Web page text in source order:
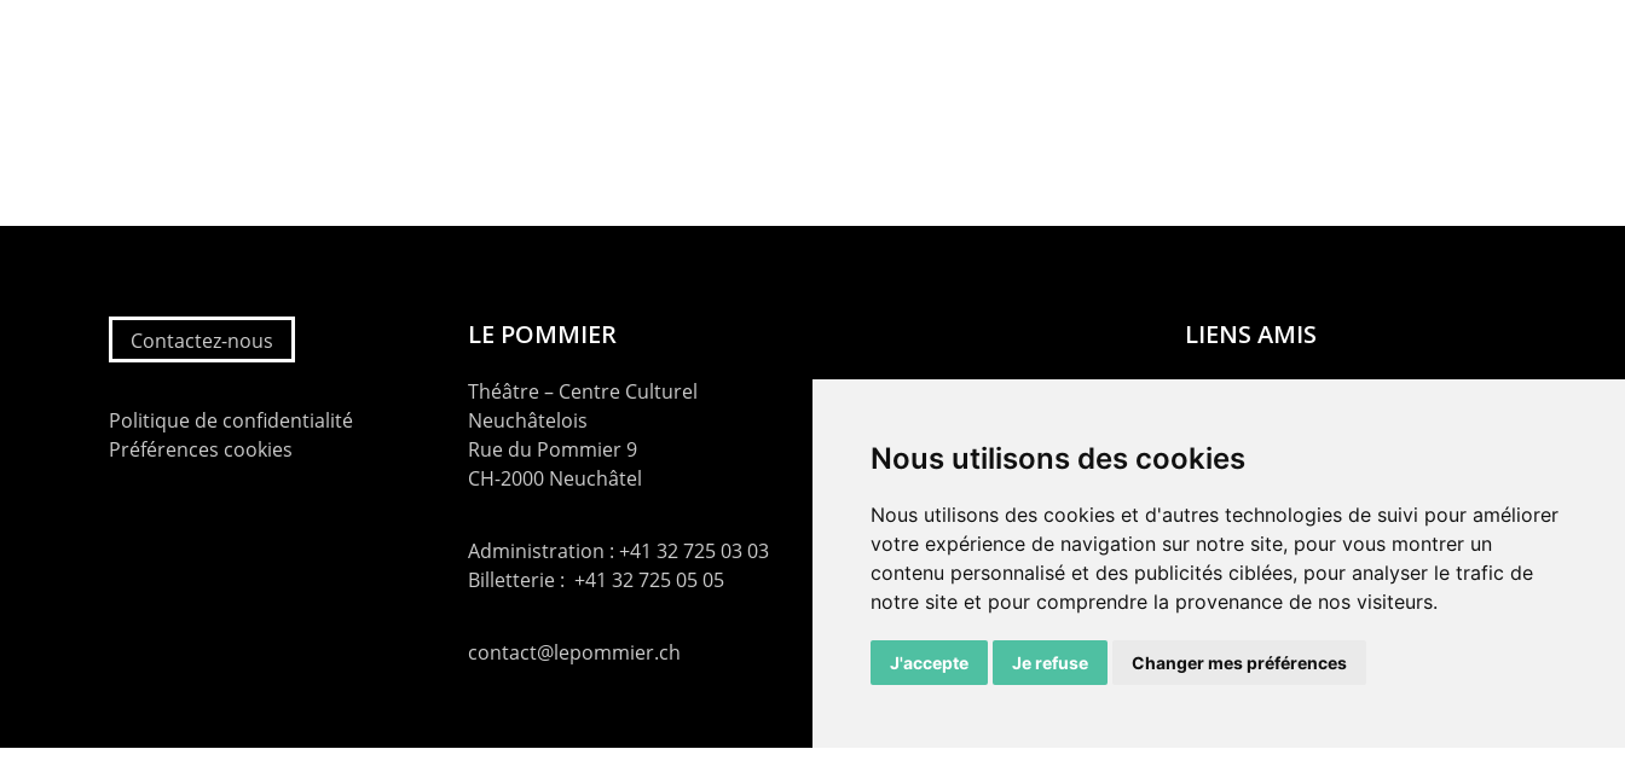
Nous utilisons des cookies
Nous utilisons des cookies et d'autres technologies de suivi pour améliorer
votre expérience de navigation sur notre site, pour vous montrer un
contenu personnalisé et des publicités ciblées, pour analyser le trafic de
notre site et pour comprendre la provenance de nos visiteurs.
J'accepte Je refuse Changer mes préférences
Contactez-nous
Politique de confidentialité
Préférences cookies
LE POMMIER
Théâtre – Centre Culturel
Neuchâtelois
Rue du Pommier 9
CH-2000 Neuchâtel
Administration : +41 32 725 03 03
Billetterie : +41 32 725 05 05
contact@lepommier.ch
LIENS AMIS